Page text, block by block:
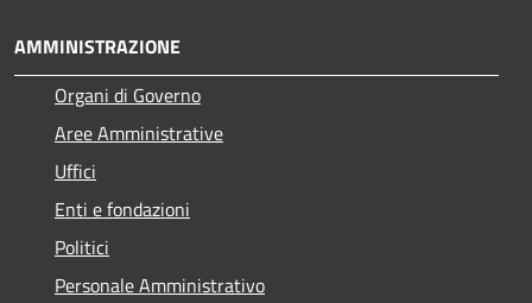
AMMINISTRAZIONE
Organi di Governo
Aree Amministrative
Uffici
Enti e fondazioni
Politici
Personale Amministrativo